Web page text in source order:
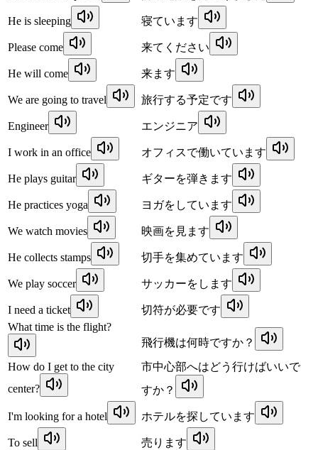
He is sleeping 寝ています
Please come 来てください
He will come 来ます
We are going to travel 旅行する予定です
Engineer エンジニア
I work in an office オフィスで働いています
He plays guitar ギターを弾きます
He practices yoga ヨガをしています
We watch movies 映画を見ます
He collects stamps 切手を集めています
We play soccer サッカーをします
I need a ticket
切符が必要です
What time is the flight?
飛行機は何時ですか？
How do I get to the city
center?
市中心部へはどう行けばいいで
すか？
I'm looking for a hotel ホテルを探しています
To sell 売ります